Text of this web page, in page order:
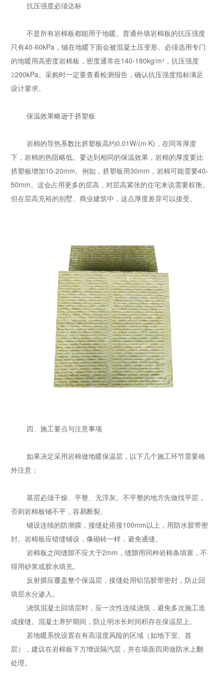
抗压强度必须达标
不是所有岩棉板都能用于地暖。普通外墙岩棉板的抗压强度
只有40-60kPa，铺在地暖下面会被混凝土压变形。必须选用专门
的地暖用高密度岩棉板，密度通常在140-180kg/m³，抗压强度
≥200kPa。采购时一定要查看检测报告，确认抗压强度指标满足
设计要求。
保温效果略逊于挤塑板
岩棉的导热系数比挤塑板高约0.01W/(m·K)，在同等厚度
下，岩棉的热阻略低。要达到相同的保温效果，岩棉的厚度要比
挤塑板增加10-20mm。例如，挤塑板用30mm，岩棉可能需要40-
50mm。这会占用更多的层高，对层高紧张的住宅来说需要权衡。
但在层高充裕的别墅、商业建筑中，这点厚度差异可以接受。
四、施工要点与注意事项
如果决定采用岩棉做地暖保温层，以下几个施工环节需要格
外注意：
基层必须干燥、平整、无浮灰。不平整的地方先做找平层，
否则岩棉板铺不平，容易断裂。
铺设连续的防潮膜，接缝处搭接100mm以上，用防水胶带密
封。岩棉板应错缝铺设，像砌砖一样，避免通缝。
岩棉板之间缝隙不应大于2mm，缝隙用同种岩棉条填塞，不
得用砂浆或胶水填充。
反射膜应覆盖整个保温层，接缝处用铝箔胶带密封，防止回
填层水分渗入。
浇筑混凝土回填层时，应一次性连续浇筑，避免多次施工造
成接缝。混凝土养护期间，防止明水长时间积存在保温层上。
若地暖系统设置在有高湿度风险的区域（如地下室、首
层），建议在岩棉板下方增设隔汽层，并在墙面四周做防水上翻
处理。